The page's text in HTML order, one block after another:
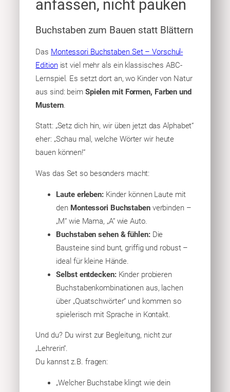
anfassen, nicht pauken
Buchstaben zum Bauen statt Blättern
Das Montessori Buchstaben Set – Vorschul-
Editionist viel mehr als ein klassisches ABC-
Lernspiel. Es setzt dort an, wo Kinder von Natur
aus sind: beim Spielen mit Formen, Farben und
Mustern.
Statt: „Setz dich hin, wir üben jetzt das Alphabet“
eher: „Schau mal, welche Wörter wir heute
bauen können!“
Was das Set so besonders macht:
Laute erleben:Kinder können Laute mit
den Montessori Buchstabenverbinden –
„M“ wie Mama, „A“ wie Auto.
Buchstaben sehen & fühlen:Die
Bausteine sind bunt, griffig und robust –
ideal für kleine Hände.
Selbst entdecken:Kinder probieren
Buchstabenkombinationen aus, lachen
über „Quatschwörter“ und kommen so
spielerisch mit Sprache in Kontakt.
Und du? Du wirst zur Begleitung, nicht zur
„Lehrerin“.
Du kannst z.B. fragen:
„Welcher Buchstabe klingt wie dein